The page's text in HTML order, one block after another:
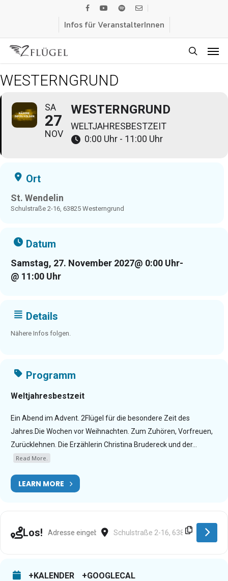
content
facebook
youtubespotifyemail
Infos für VeranstalterInnen
WESTERNGRUND
SA
27
NOV
WESTERNGRUND
WELTJAHRESBESTZEIT
0:00 Uhr - 11:00 Uhr
Ort
St. Wendelin
Schulstraße 2-16, 63825 Westerngrund
Datum
Samstag, 27. November 2027@ 0:00 Uhr-
@ 11:00 Uhr
Details
Nähere Infos folgen.
Programm
Weltjahresbestzeit
Ein Abend im Advent. 2Flügel für die besondere Zeit des
Jahres.Die Wochen vor Weihnachten. Zum Zuhören, Vorfreuen,
Zurücklehnen. Die Erzählerin Christina Brudereck und der...
Read More.
LEARN MORE
Los! Address - Westerngrund [po0JVE5hU]Destination Address - Westerngrund
+KALENDER +GOOGLECAL